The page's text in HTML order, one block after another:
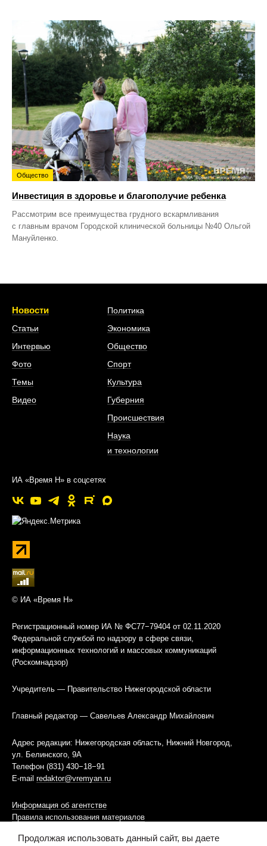
Общество
Инвестиция в здоровье и благополучие ребенка
Рассмотрим все преимущества грудного вскармливания
с главным врачом Городской клинической больницы №40 Ольгой
Мануйленко.
Новости
Статьи
Интервью
Фото
Темы
Видео
Политика
Экономика
Общество
Спорт
Культура
Губерния
Происшествия
Наука
и технологии
ИА «Время Н» в соцсетях
© ИА «Время Н»
Регистрационный номер ИА № ФС77−79404 от 02.11.2020
Федеральной службой по надзору в сфере связи,
информационных технологий и массовых коммуникаций
(Роскомнадзор)
Учредитель — Правительство Нижегородской области
Главный редактор — Савельев Александр Михайлович
Адрес редакции: Нижегородская область, Нижний Новгород,
ул. Белинского, 9А
Телефон (831) 430−18−91
E-mail redaktor@vremyan.ru
Информация об агентстве
Правила использования материалов
Информационная политика использования «cookies»-файлов
Продолжая использовать данный сайт, вы даете